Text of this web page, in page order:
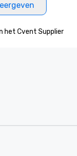
het Cvent Supplier